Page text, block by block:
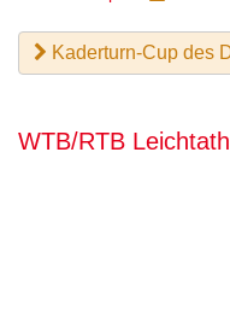
Kaderturn-Cup des
WTB/RTB